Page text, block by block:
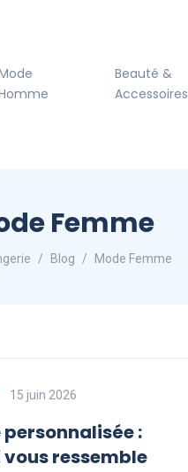
Beauté &
Accessoires
Femme
Blog Mode Femme
15 juin 2026
:
ressemble